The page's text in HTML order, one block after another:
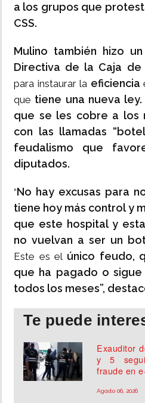
a los grupos que
CSS.
Mulino también hizo
Directiva de la Caja de
para instaurar la eficiencia
que tiene una nueva ley.
que se les cobre a los
con las llamadas
feudalismo que
diputados.
“No hay excusas para
tiene hoy más control y
que este hospital y
no vuelvan a ser un
Este es el único feudo,
que ha pagado o
todos los meses”,
Te puede
Exauditor
y 5
fraude en
Agosto 06, 2026